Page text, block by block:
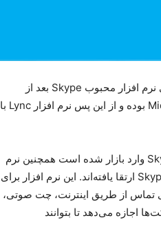
سلام Skype for Business اولین محصول شرکت مایکروسافت بر مبنای نرم افزار محبوب Skype بعد از
خریداری این شرکت است. این نرم افزار در واقع نسل جدید Microsoft Lync بوده و از این پس نرم افزار Lync با
این نرم افزار جدید با قابلیت‌های فراوان و ترکیب دو نرم افزار Lync و Skype وارد بازار شده است همچنین نرم
افزارهای Microsoft Lync Online و Office 365 نیز به Skype for Business ارتقا یافته‌اند. این نرم افزار برای
تماس از طریق اینترنت، چت صوتی،
اجازه می‌دهد تا بتوانند